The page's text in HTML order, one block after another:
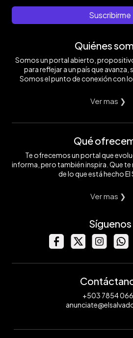
Suscribirme
Quiénes
Somos un portal abierto,
para reflejar a un país que avanza,
Somos el punto de conexión con lo
Ver mas ❯
Qué
Te ofrecemos un portal que
informa, pero también inspira. Que
de lo que está hecho El
Ver mas ❯
Síguenos
+503 7854